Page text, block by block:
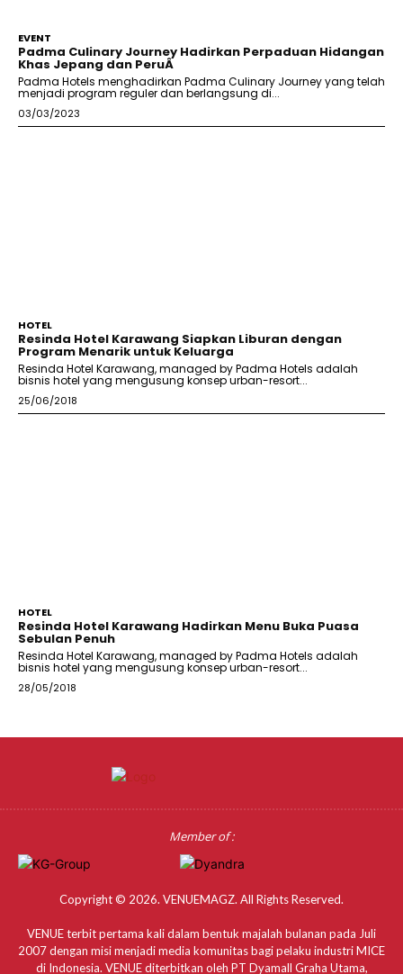
EVENT
Padma Culinary Journey Hadirkan Perpaduan Hidangan
Khas Jepang dan PeruÂ
Padma Hotels menghadirkan Padma Culinary Journey yang telah
menjadi program reguler dan berlangsung di...
03/03/2023
HOTEL
Resinda Hotel Karawang Siapkan Liburan dengan
Program Menarik untuk Keluarga
Resinda Hotel Karawang, managed by Padma Hotels adalah
bisnis hotel yang mengusung konsep urban-resort...
25/06/2018
HOTEL
Resinda Hotel Karawang Hadirkan Menu Buka Puasa
Sebulan Penuh
Resinda Hotel Karawang, managed by Padma Hotels adalah
bisnis hotel yang mengusung konsep urban-resort...
28/05/2018
Member of :
Copyright © 2026. VENUEMAGZ. All Rights Reserved.
VENUE terbit pertama kali dalam bentuk majalah bulanan pada Juli
2007 dengan misi menjadi media komunitas bagi pelaku industri MICE
di Indonesia. VENUE diterbitkan oleh PT Dyamall Graha Utama,